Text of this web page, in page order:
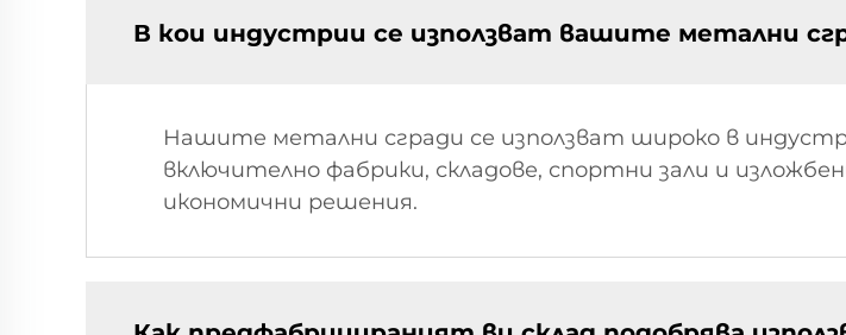
В кои индустрии се използват вашите метални
Нашите метални сгради се използват широко в
включително фабрики, складове, спортни зали и
икономични решения.